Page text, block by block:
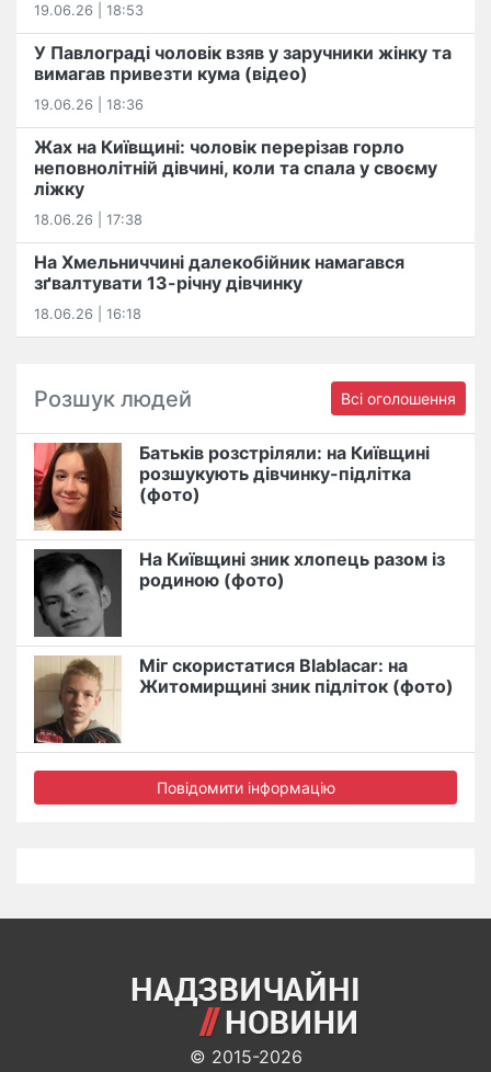
19.06.26 | 18:53
У Павлограді чоловік взяв у заручники жінку та
вимагав привезти кума (відео)
19.06.26 | 18:36
Жах на Київщині: чоловік перерізав горло
неповнолітній дівчині, коли та спала у своєму
ліжку
18.06.26 | 17:38
На Хмельниччині далекобійник намагався
зґвалтувати 13-річну дівчинку
18.06.26 | 16:18
Розшук людей Всі оголошення
Батьків розстріляли: на Київщині
розшукують дівчинку-підлітка
(фото)
На Київщині зник хлопець разом із
родиною (фото)
Міг скористатися Blablacar: на
Житомирщині зник підліток (фото)
Повідомити інформацію
© 2015-2026